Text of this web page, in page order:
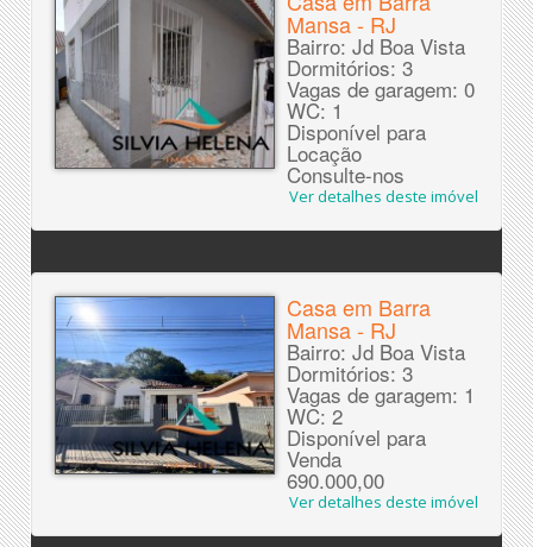
Mansa - RJ
Bairro: Jd Boa Vista
Dormitórios: 3
Vagas de garagem: 0
WC: 1
Disponível para
Locação
Consulte-nos
Ver detalhes deste imóvel
Casa em Barra
Mansa - RJ
Bairro: Jd Boa Vista
Dormitórios: 3
Vagas de garagem: 1
WC: 2
Disponível para
Venda
690.000,00
Ver detalhes deste imóvel